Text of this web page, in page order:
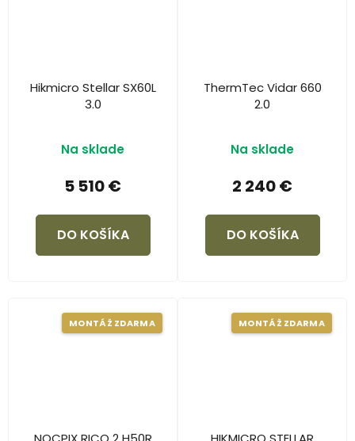
Hikmicro Stellar SX60L
3.0
Na sklade
5 510 €
DO KOŠÍKA
ThermTec Vidar 660
2.0
Na sklade
2 240 €
DO KOŠÍKA
MONTÁŽ ZDARMA MONTÁŽ ZDARMA